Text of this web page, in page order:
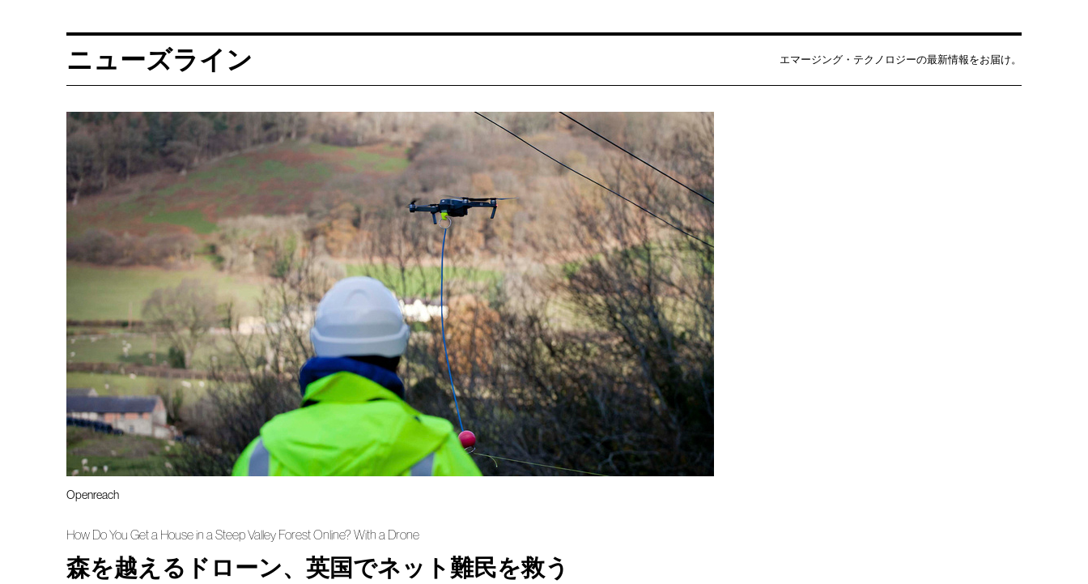
ニューズライン エマージング・テクノロジーの最新情報をお届け。
Openreach
How Do You Get a House in a Steep Valley Forest Online? With a Drone
森を越えるドローン、英国でネット難民を救う